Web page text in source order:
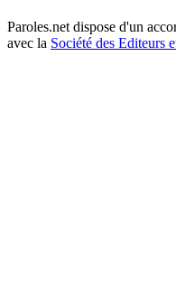
Paroles.net dispose d'un
avec la Société des Editeurs